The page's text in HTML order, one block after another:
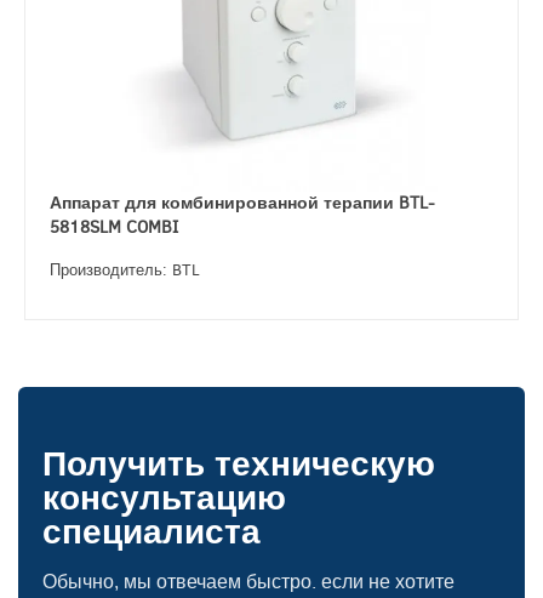
Аппарат для комбинированной терапии BTL-
5818SLM COMBI
Производитель: BTL
Получить техническую
консультацию
специалиста
Обычно, мы отвечаем быстро. если не хотите